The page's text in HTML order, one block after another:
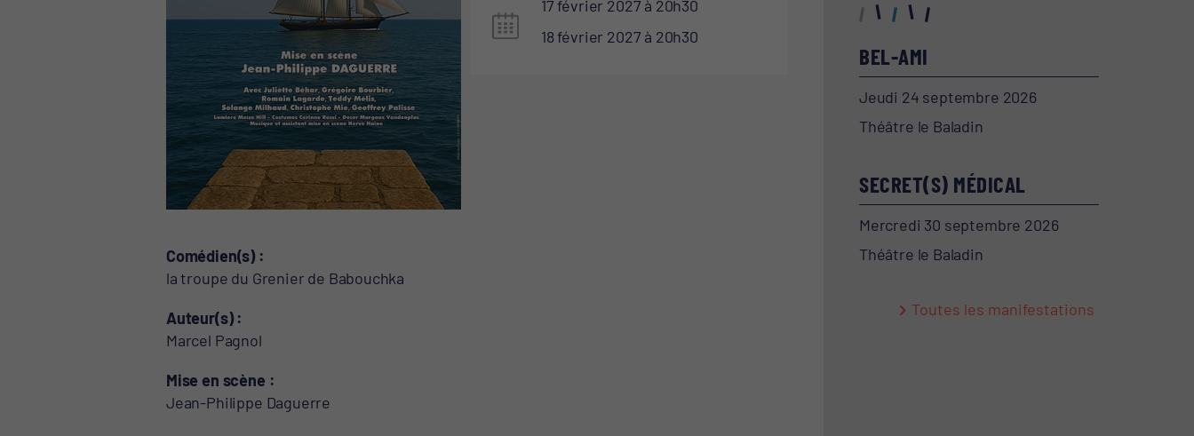
17 février 2027 20 30
18 février 2027
20 30
Comédien(s)
la troupe du Grenier de Babouchka
Auteur(s)
Marcel Pagnol
Mise en scène
Jean-Philippe Daguerre
BEL-AMI
Jeudi 24 septembre 2026
Théâtre le Baladin
SECRET(S) MÉDICAL
Mercredi 30 septembre 2026
Théâtre le Baladin
Toutes les manifestations